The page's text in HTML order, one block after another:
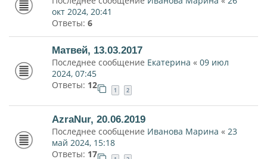
окт 2024, 20:41
Ответы: 6
Матвей, 13.03.2017
Последнее сообщение Екатерина « 09 июл
2024, 07:45
Ответы: 12 1 2
AzraNur, 20.06.2019
Последнее сообщение Иванова Марина « 23
май 2024, 15:18
Ответы: 17